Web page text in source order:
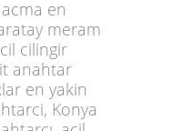
en
meram
cilingir
anahtar
en yakin
Konya